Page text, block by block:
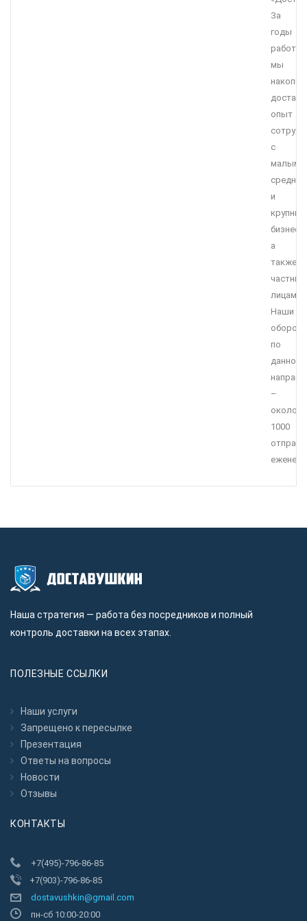
За
годы
работы
мы
опыт
с
малым,
средним
и
крупным
а
также
лицами.
Наши
по
данному
–
около
1000
Наша стратегия — работа без посредников и полный
контроль доставки на всех этапах.
ПОЛЕЗНЫЕ ССЫЛКИ
Наши услуги
Запрещено к пересылкe
Презентация
Ответы на вопросы
Новости
Отзывы
КОНТАКТЫ
+7(495)-796-86-85
+7(903)-796-86-85
dostavushkin@gmail.com
пн-сб 10:00-20:00